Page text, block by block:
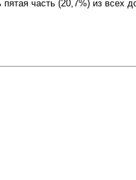
часть (20,7%) из всех